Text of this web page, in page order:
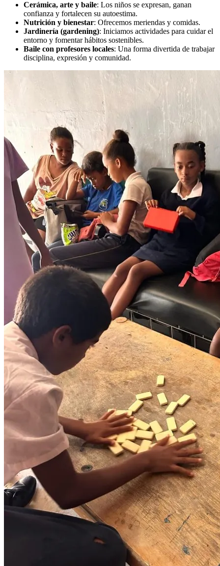
Cerámica, arte y baile: Los niños se expresan, ganan
confianza y fortalecen su autoestima.
Nutrición y bienestar: Ofrecemos meriendas y comidas.
Jardinería (gardening): Iniciamos actividades para cuidar el
entorno y fomentar hábitos sostenibles.
Baile con profesores locales: Una forma divertida de trabajar
disciplina, expresión y comunidad.